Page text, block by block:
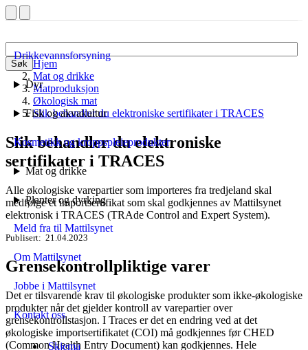
Søk
Drikkevannsforsyning
Dyr
Fisk og akvakultur
Kosmetikk og kroppspleieprodukter
Mat og drikke
Planter og dyrking
Meld fra til Mattilsynet
Om Mattilsynet
Jobbe i Mattilsynet
Kontakt oss
Skjema
Hjem
Mat og drikke
Matproduksjon
Økologisk mat
Slik behandler du elektroniske sertifikater i TRACES
Slik behandler du elektroniske
sertifikater i TRACES
Alle økologiske varepartier som importeres fra tredjeland skal
medfølge et importsertifikat som skal godkjennes av Mattilsynet
elektronisk i TRACES (TRAde Control and Expert System).
Publisert 21.04.2023
Grensekontrollpliktige varer
Det er tilsvarende krav til økologiske produkter som ikke-økologiske
produkter når det gjelder kontroll av varepartier over
grensekontrollstasjon. I Traces er det en endring ved at det
økologiske importsertifikatet (COI) må godkjennes før CHED
(Common Health Entry Document) kan godkjennes. Hele